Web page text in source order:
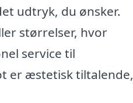
udtryk, du ønsker.
størrelser, hvor
service til
er æstetisk tiltalende,